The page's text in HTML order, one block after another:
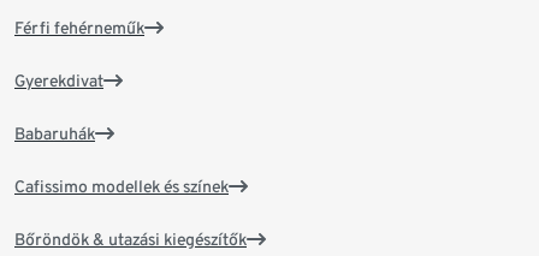
Férfi fehérneműk
Gyerekdivat
Babaruhák
Cafissimo modellek és színek
Bőröndök & utazási kiegészítők